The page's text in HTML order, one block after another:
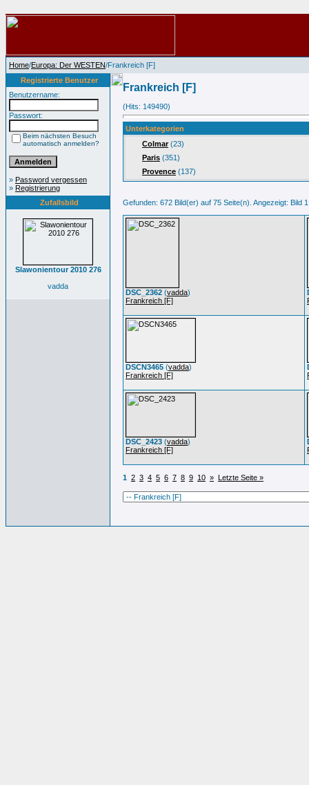
Home/Europa: Der WESTEN/Frankreich [F]
Registrierte Benutzer
Benutzername:
Passwort:
Beim nächsten Besuch
automatisch anmelden?
» Password vergessen
» Registrierung
Zufallsbild
Slawonientour 2010 276
vadda
Frankreich [F]
(Hits: 149490)
Unterkategorien
Colmar(23)
Paris (351)
Provence (137)
Gefunden: 672 Bild(er) auf 75 Seite(n). Angezeigt: Bild
DSC_2362 (vadda)
Frankreich [F]
DSCN3465 (vadda)
Frankreich [F]
DSC_2423 (vadda)
Frankreich [F]
1 2 3 4 5 6 7 8 9 10 » Letzte Seite »